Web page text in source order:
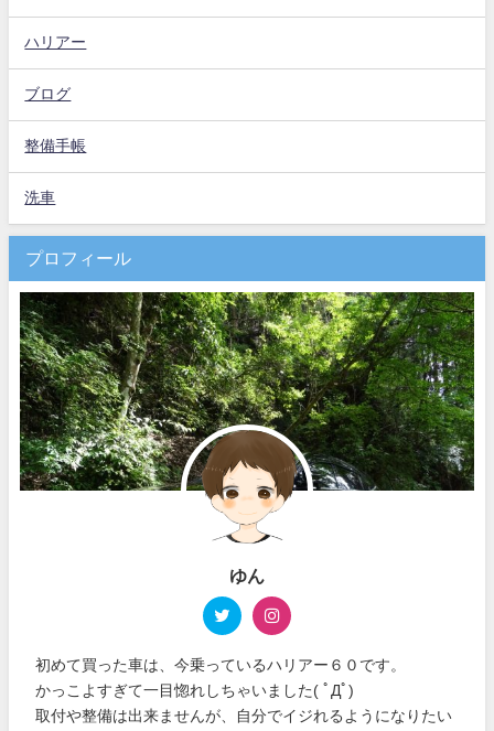
ハリアー
ブログ
整備手帳
洗車
プロフィール
ゆん
初めて買った車は、今乗っているハリアー６０です。
かっこよすぎて一目惚れしちゃいました( ﾟДﾟ)
取付や整備は出来ませんが、自分でイジれるようになりたい